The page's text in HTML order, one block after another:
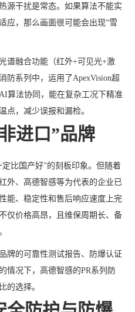
源干扰是常态。如果算法不能实
应，那么画面很可能会出现“雪
谱融合功能（红外+可见光+激
防系列中，运用了ApexVision超
算法协同，能在复杂工况下精准
点，减少误报和漏检。
进口”品牌
比国产好”的刻板印象。但随着
外、高德智感等为代表的企业已
能、稳定性和售后响应速度上完
仅价格高昂，且维保周期长、备
牌的可靠性测试报告、防爆认证
情况下，高德智感的PR系列防
的选择。